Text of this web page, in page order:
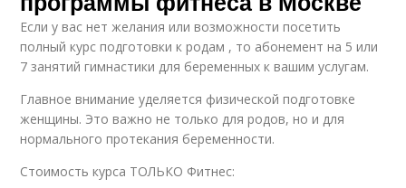
Если у вас нет желания или возможности посетить
полный курс подготовки к родам , то абонемент на 5 или
7 занятий гимнастики для беременных к вашим услугам.
Главное внимание уделяется физической подготовке
женщины. Это важно не только для родов, но и для
нормального протекания беременности.
Стоимость курса ТОЛЬКО Фитнес: